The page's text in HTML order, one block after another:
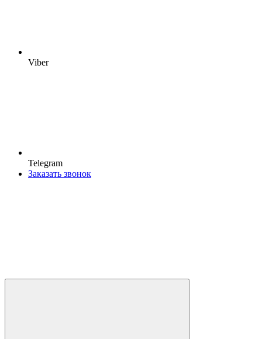
Viber
Telegram
Заказать звонок